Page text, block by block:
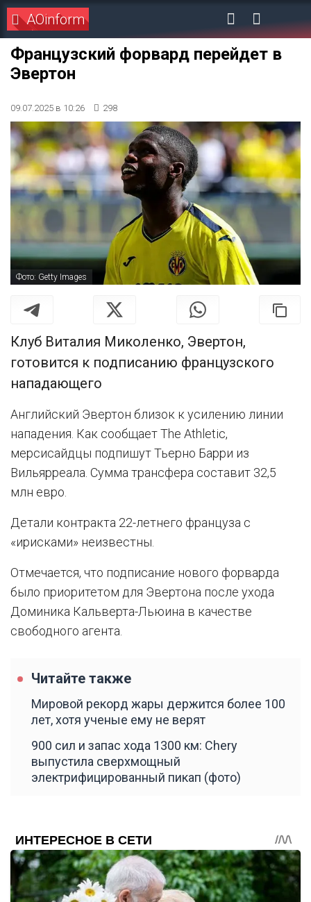
AOinform
Французский форвард перейдет в
Эвертон
09.07.2025 в 10:26 298
Фото: Getty Images
Клуб Виталия Миколенко, Эвертон,
готовится к подписанию французского
нападающего
Английский Эвертон близок к усилению линии
нападения. Как сообщает The Athletic,
мерсисайдцы подпишут Тьерно Барри из
Вильярреала. Сумма трансфера составит 32,5
млн евро.
Детали контракта 22-летнего француза с
«ирисками» неизвестны.
Отмечается, что подписание нового форварда
было приоритетом для Эвертона после ухода
Доминика Кальверта-Льюина в качестве
свободного агента.
Читайте также
Мировой рекорд жары держится более 100
лет, хотя ученые ему не верят
900 сил и запас хода 1300 км: Chery
выпустила сверхмощный
электрифицированный пикап (фото)